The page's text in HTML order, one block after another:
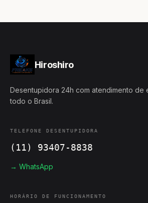
Hiroshiro
Desentupidora 24h com atendimento de
todo o Brasil.
TELEFONE DESENTUPIDORA
(11) 93407-8838
→ WhatsApp
HORÁRIO DE FUNCIONAMENTO